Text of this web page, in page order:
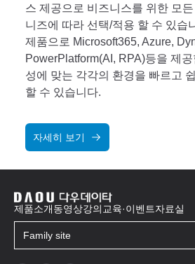
스 제공으로 비즈니스를 위한 모
니즈에 따라 선택/적용 할 수 있습
제품으로 Microsoft365, Azure,
PowerPlatform(AI, RPA)등을 제
성에 맞는 각각의 환경을 빠르고
할 수 있습니다.
자세히 보기
제품소개동영상강의교육·이벤트자료실
Family site